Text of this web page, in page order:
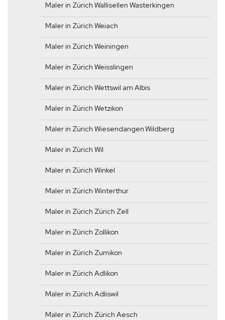
Maler in Zürich Wallisellen Wasterkingen
Maler in Zürich Weiach
Maler in Zürich Weiningen
Maler in Zürich Weisslingen
Maler in Zürich Wettswil am Albis
Maler in Zürich Wetzikon
Maler in Zürich Wiesendangen Wildberg
Maler in Zürich Wil
Maler in Zürich Winkel
Maler in Zürich Winterthur
Maler in Zürich Zürich Zell
Maler in Zürich Zollikon
Maler in Zürich Zumikon
Maler in Zürich Adlikon
Maler in Zürich Adliswil
Maler in Zürich Zürich Aesch